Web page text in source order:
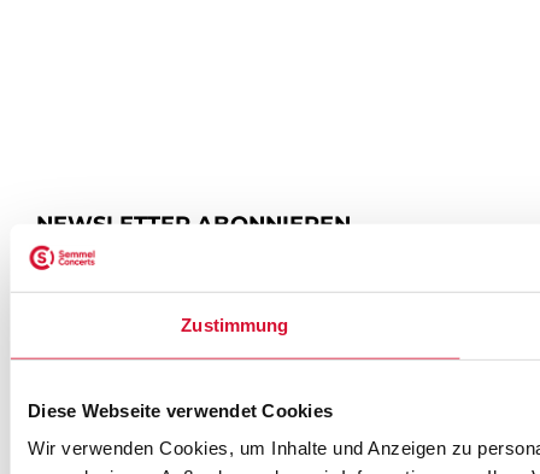
Zustimmung
Diese Webseite verwendet Cookies
Wir verwenden Cookies, um Inhalte und Anzeigen zu
NEWSLETTER ABONNIEREN
SEMMEL @ SOCIAL MEDIA